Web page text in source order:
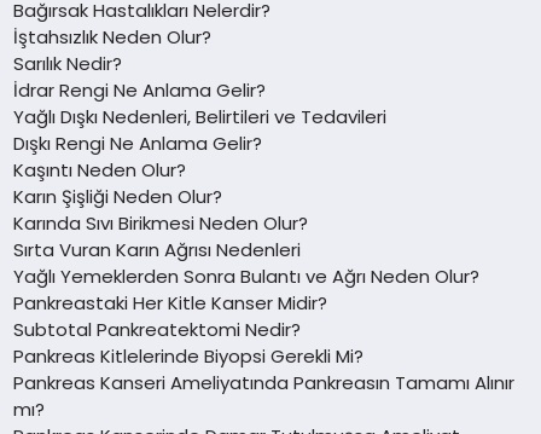
Bağırsak Hastalıkları Nelerdir?
İştahsızlık Neden Olur?
Sarılık Nedir?
İdrar Rengi Ne Anlama Gelir?
Yağlı Dışkı Nedenleri, Belirtileri ve Tedavileri
Dışkı Rengi Ne Anlama Gelir?
Kaşıntı Neden Olur?
Karın Şişliği Neden Olur?
Karında Sıvı Birikmesi Neden Olur?
Sırta Vuran Karın Ağrısı Nedenleri
Yağlı Yemeklerden Sonra Bulantı ve Ağrı Neden Olur?
Pankreastaki Her Kitle Kanser Midir?
Subtotal Pankreatektomi Nedir?
Pankreas Kitlelerinde Biyopsi Gerekli Mi?
Pankreas Kanseri Ameliyatında Pankreasın Tamamı Alınır
mı?